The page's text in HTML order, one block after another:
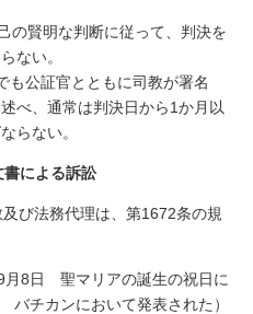
賢明な判断に従って、判決を
ない。
も公証官とともに司教が署名
べ、通常は判決日から1か月以
らない。
による訴訟
び法務代理は、第1672条の規
月8日 聖マリアの誕生の祝日に
バチカンにおいて発表された）